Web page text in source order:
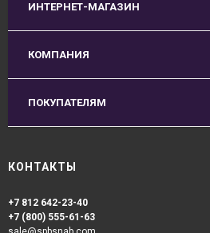
ИНТЕРНЕТ-МАГАЗИН
КОМПАНИЯ
ПОКУПАТЕЛЯМ
КОНТАКТЫ
+7 812 642-23-40
+7 (800) 555-61-63